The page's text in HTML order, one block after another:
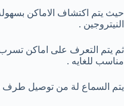
حيث يتم اكتشاف الاماكن
النيتروجين .
ثم يتم التعرف على اماكن تسرب
مناسب للغايه .
يتم السماع لة من توصيل طرف